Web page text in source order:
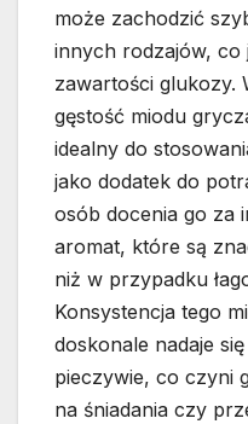
może zachodzić
innych rodzajów, co
zawartości glukozy.
gęstość miodu
idealny do
jako dodatek do
osób docenia go za
aromat, które są
niż w przypadku
Konsystencja tego
doskonale nadaje
pieczywie, co czyni
na śniadania czy